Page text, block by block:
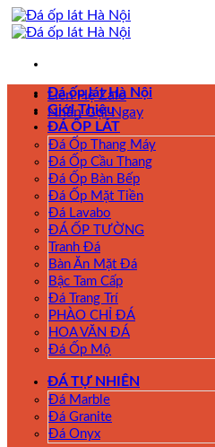
Skip
to
Liên Hệ Zalo
Nhấn Gọi Ngay
Đá ốp lát Hà Nội
Giới Thiệu
ĐÁ ỐP LÁT
Đá Ốp Thang Máy
Đá Ốp Cầu Thang
Đá Ốp Bàn Bếp
Đá Ốp Mặt Tiền
Đá Lavabo
ĐÁ ỐP TƯỜNG
Tranh Đá
Bàn Ăn Mặt Đá
Bậc Tam Cấp
Đá Trang Trí
PHÀO CHỈ ĐÁ
HOA VĂN ĐÁ
Đá Ốp Mộ
ĐÁ TỰ NHIÊN
Đá Marble
Đá Granite
Đá Onyx